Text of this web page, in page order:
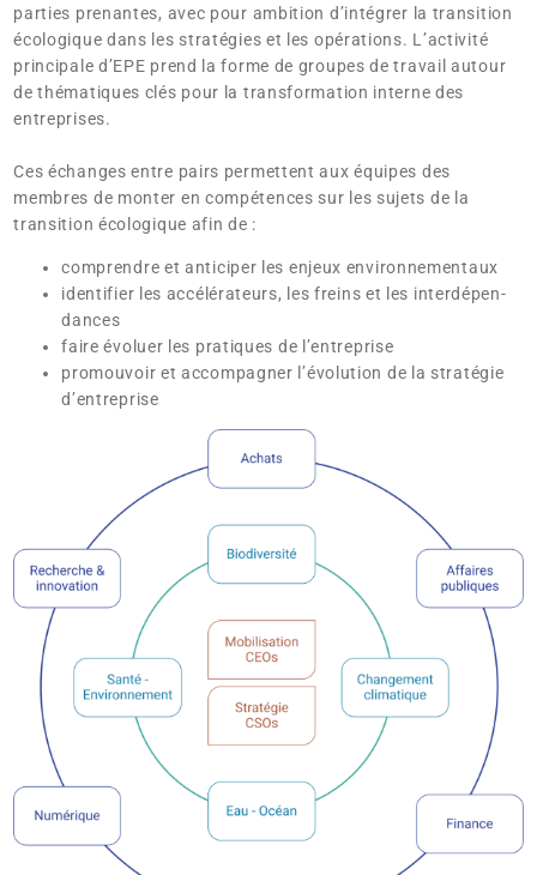
parties prenantes, avec pour ambition d’intégrer la transition
écologique dans les stratégies et les opérations. L’activité
principale d’EPE prend la forme de groupes de travail autour
de thématiques clés pour la transformation interne des
entreprises.
Ces échanges entre pairs permettent aux équipes des
membres de monter en compétences sur les sujets de la
transition écologique afin de :
comprendre et anticiper les enjeux environnementaux
identifier les accélérateurs, les freins et les interdépen­
dances
faire évoluer les pratiques de l’entreprise
promouvoir et accompagner l’évolution de la stratégie
d’entreprise